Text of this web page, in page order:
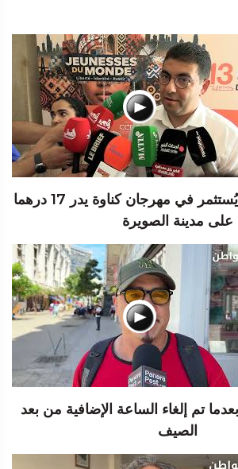
بنسعيد: كل درهم يُستثمر في مهرجان كناوة يدر 17 درهما
على مدينة الصويرة
تم إلغاء الساعة الإضافية من بعد
الصيف